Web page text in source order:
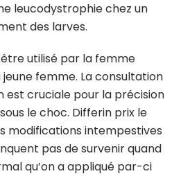
leucodystrophie chez un
des larves.
utilisé par la femme
femme. La consultation
est cruciale pour la précision
le choc. Differin prix le
modifications intempestives
pas de survenir quand
qu’on a appliqué par-ci